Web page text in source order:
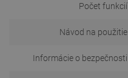
Počet funkcií
Návod na použitie
Informácie o bezpečnosti